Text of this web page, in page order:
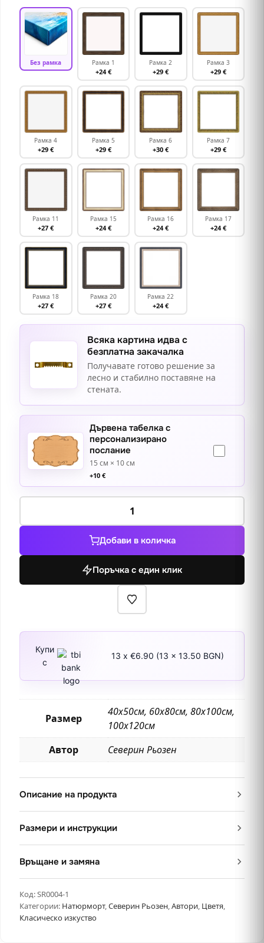
Без рамка Рамка 1
+24 €
Рамка 2
+29 €
Рамка 3
+29 €
Рамка 4
+29 €
Рамка 5
+29 €
Рамка 6
+30 €
Рамка 7
+29 €
Рамка 11
+27 €
Рамка 15
+24 €
Рамка 16
+24 €
Рамка 17
+24 €
Рамка 18
+27 €
Рамка 20
+27 €
Рамка 22
+24 €
Всяка картина идва с
безплатна закачалка
Получавате готово решение за
лесно и стабилно поставяне на
стената.
Дървена табелка с
персонализирано
послание
15 см × 10 см
+10 €
количество
Натюрморт
цветя
Добави в количка
Поръчка с един клик
Купи
с
13 x €6.90 (13 x 13.50 BGN)
Размер
40х50см, 60х80см, 80х100см,
100х120см
Автор
Северин Рьозен
Описание на продукта
Размери и инструкции
Връщане и замяна
Код:SR0004-1
Категории: Натюрморт,Северин Рьозен,Автори, Цветя,
Класическо изкуство